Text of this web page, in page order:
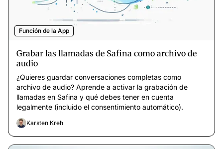
Función de la App
Grabar las llamadas de Safina como archivo de
audio
¿Quieres guardar conversaciones completas como
archivo de audio? Aprende a activar la grabación de
llamadas en Safina y qué debes tener en cuenta
legalmente (incluido el consentimiento automático).
Karsten Kreh